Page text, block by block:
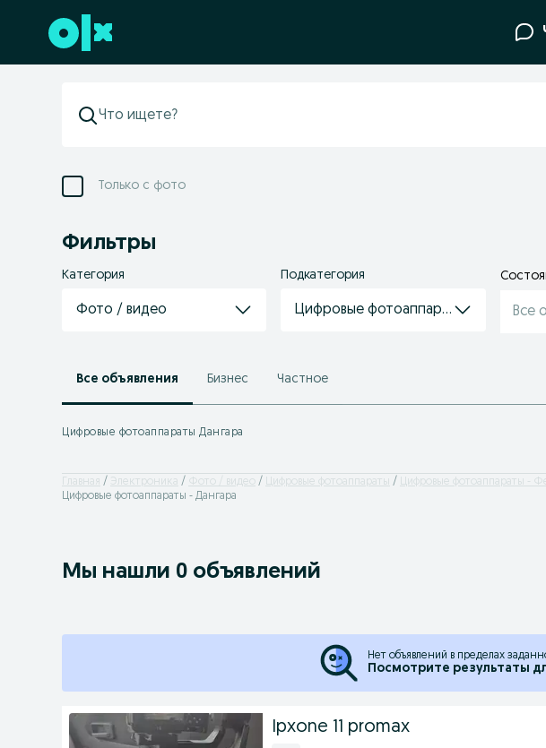
Перейти к нижнему колонтитулу
Только с фото
Фильтры
Категория
Фото / видео
Подкатегория
Цифровые фотоаппараты Все
Все объявления Бизнес Частное
Цифровые фотоаппараты Дангара
Главная Электроника Фото / видео Цифровые фотоаппараты
Цифровые фотоаппараты -
Цифровые фотоаппараты - Дангара
Мы нашли 0 объявлений
Нет объявлений в пределах
Посмотрите результаты
Ipxone 11 promax